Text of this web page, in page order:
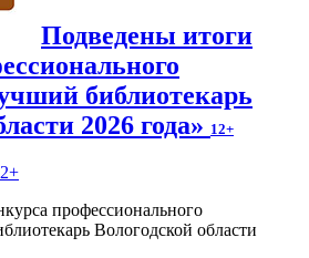
Подведены итоги
библиотекарь
2026 года» 12+